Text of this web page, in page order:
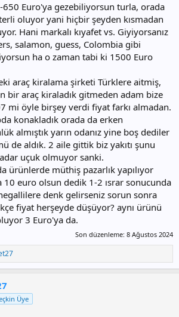
Euro'ya gezebiliyorsun turla, orada
oluyor yani hiçbir şeyden kısmadan
Hani markalı kıyafet vs. Giyiyorsanız
salamon, guess, Colombia gibi
ha o zaman tabi ki 1500 Euro
araç kiralama şirketi Türklere aitmiş,
bir araç kiraladık gitmeden adam bize
mi öyle birşey verdi fiyat farkı almadan.
konakladık orada da erken
almıştık yarın odanız yine boş dediler
de aldık. 2 aile gittik biz yakıtı şunu
uçuk olmuyor sanki.
ürünlerde müthiş pazarlık yapılıyor
10 euro olsun dedik 1-2 ısrar sonucunda
denk gelirseniz sorun sonra
fiyat herşeyde düşüyor? aynı ürünü
3 Euro'ya da.
Son düzenleme: 8 Ağustos 2024
Üye